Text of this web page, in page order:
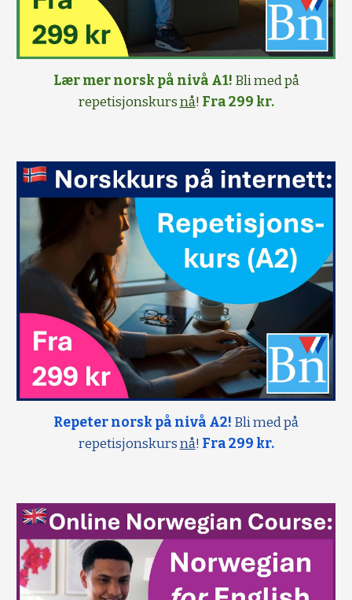
Lær mer norsk på nivå A1! Bli med på
repetisjonskursnå! Fra 299 kr.
Repeter norsk på nivå A2! Bli med på
repetisjonskursnå! Fra 299 kr.